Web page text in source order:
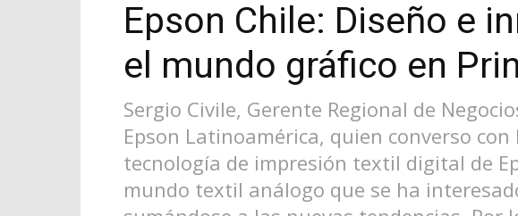
Epson Chile: Diseño e
el mundo gráfico en
Sergio Civile, Gerente Regional de
Epson Latinoamérica, quien converso con
tecnología de impresión textil digital de
mundo textil análogo que se ha